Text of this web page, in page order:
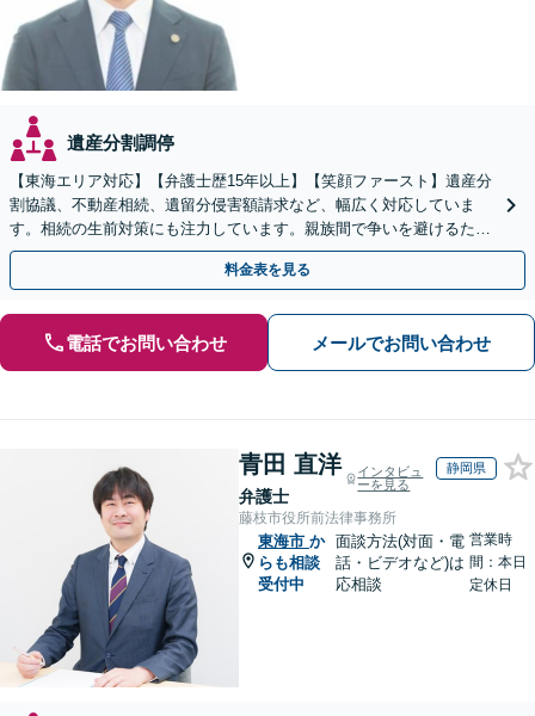
遺産分割調停
【東海エリア対応】【弁護士歴15年以上】【笑顔ファースト】遺産分
割協議、不動産相続、遺留分侵害額請求など、幅広く対応していま
す。相続の生前対策にも注力しています。親族間で争いを避けるため
にも、お早めにご相談ください。【初回面談無料】
料金表を見る
電話でお問い合わせ メールでお問い合わせ
青田 直洋
弁護士
インタビュ
ーを見る
静岡県
藤枝市役所前法律事務所
東海市 か
らも相談
受付中
面談方法(対面・電
話・ビデオなど)は
応相談
営業時
間：本日
定休日